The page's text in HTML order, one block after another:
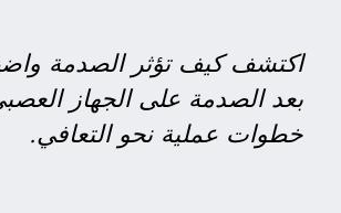
اكتشف كيف تؤثر الصدمة
بعد الصدمة على الجهاز
خطوات عملية نحو التعافي.